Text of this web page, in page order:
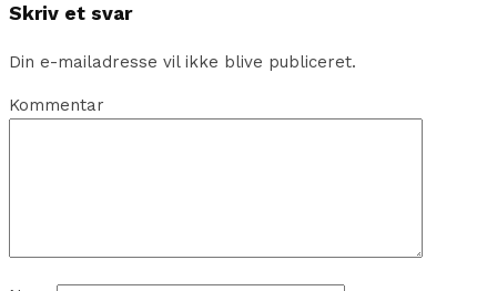
Skriv et svar
Din e-mailadresse vil ikke blive publiceret.
Kommentar